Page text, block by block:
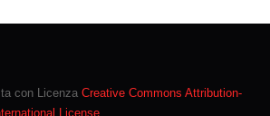
con LicenzaCreative Commons Attribution-
License